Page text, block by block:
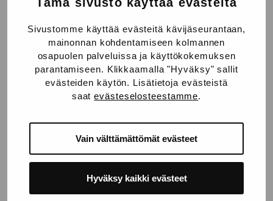
Sivustomme käyttää evästeitä kävijäseurantaan,
mainonnan kohdentamiseen kolmannen
osapuolen palveluissa ja käyttökokemuksen
parantamiseen. Klikkaamalla "Hyväksy" sallit
evästeiden käytön. Lisätietoja evästeistä
saatevästeselosteestamme.
Vain välttämättömät evästeet
Hyväksy kaikki evästeet